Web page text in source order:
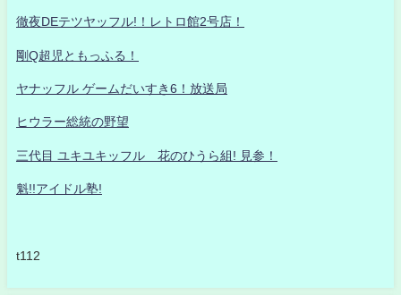
徹夜DEテツヤッフル!！レトロ館2号店！
剛Q超児ともっふる！
ヤナッフル ゲームだいすき6！放送局
ヒウラー総統の野望
三代目 ユキユキッフル 花のひうら組! 見参！
魁!!アイドル塾!
t112